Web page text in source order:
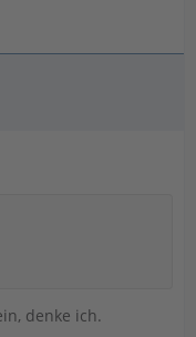
denke ich.